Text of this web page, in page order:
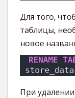
Для того,
таблицы,
новое
RENAME
При